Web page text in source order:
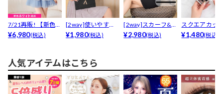
7/21再販! 【新色ホ
ワイト追加】[...
¥6,980(税込)
[2way]使いやすい
の声！V字ビジュ...
¥1,980(税込)
[2way]スカーフ&
巾着付き...
¥2,980(税込)
スクエアカッ
リッタービジ
¥1,480(税込)
人気アイテムはこちら